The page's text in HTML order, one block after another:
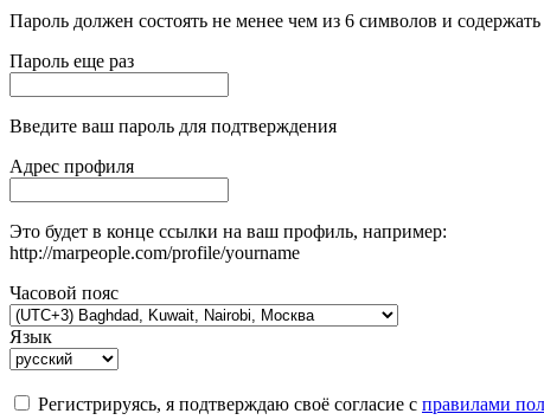
Пароль должен состоять не менее чем из 6 символов и
Пароль еще раз
Введите ваш пароль для подтверждения
Адрес профиля
Это будет в конце ссылки на ваш профиль, например:
http://marpeople.com/profile/yourname
Часовой пояс
Язык
Регистрируясь, я подтверждаю своё согласие с правилами